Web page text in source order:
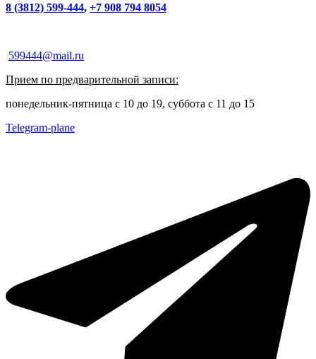
8 (3812) 599-444, +7 908 794 8054
599444@mail.ru
Прием по предварительной записи:
понедельник-пятница с 10 до 19, суббота с 11 до 15
Telegram-plane